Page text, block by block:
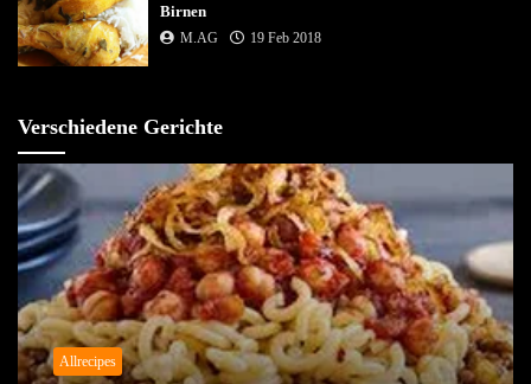
Birnen
M.AG 19 Feb 2018
Verschiedene Gerichte
Allrecipes